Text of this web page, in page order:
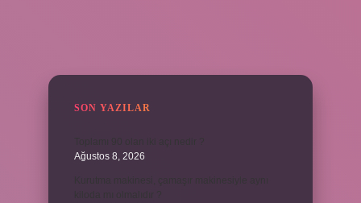
SON YAZILAR
Ağustos 8, 2026